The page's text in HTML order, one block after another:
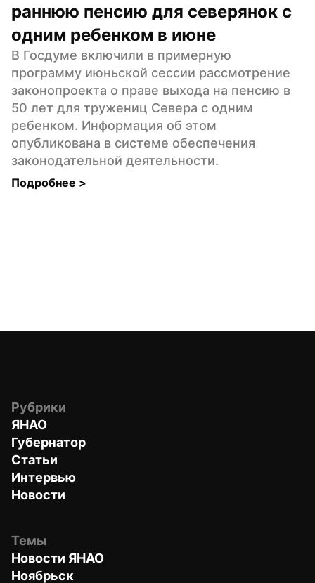
раннюю пенсию для северянок с
одним ребенком в июне
В Госдуме включили в примерную
программу июньской сессии рассмотрение
законопроекта о праве выхода на пенсию в
50 лет для тружениц Севера с одним
ребенком. Информация об этом
опубликована в системе обеспечения
законодательной деятельности.
Подробнее >
Рубрики
ЯНАО
Губернатор
Статьи
Интервью
Новости
Темы
Новости ЯНАО
Ноябрьск